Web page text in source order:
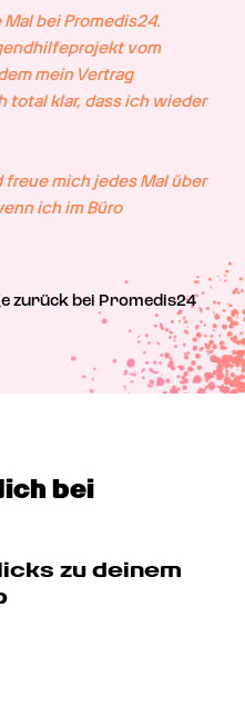
bei Promedis24.
vom
mein Vertrag
total klar, dass ich wieder
mich jedes Mal über
ich im Büro
zurück bei Promedis24
bei
zu deinem